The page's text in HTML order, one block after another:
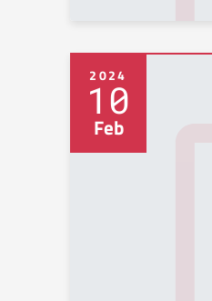
2024
10
Feb